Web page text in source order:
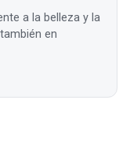
a la belleza y la
en